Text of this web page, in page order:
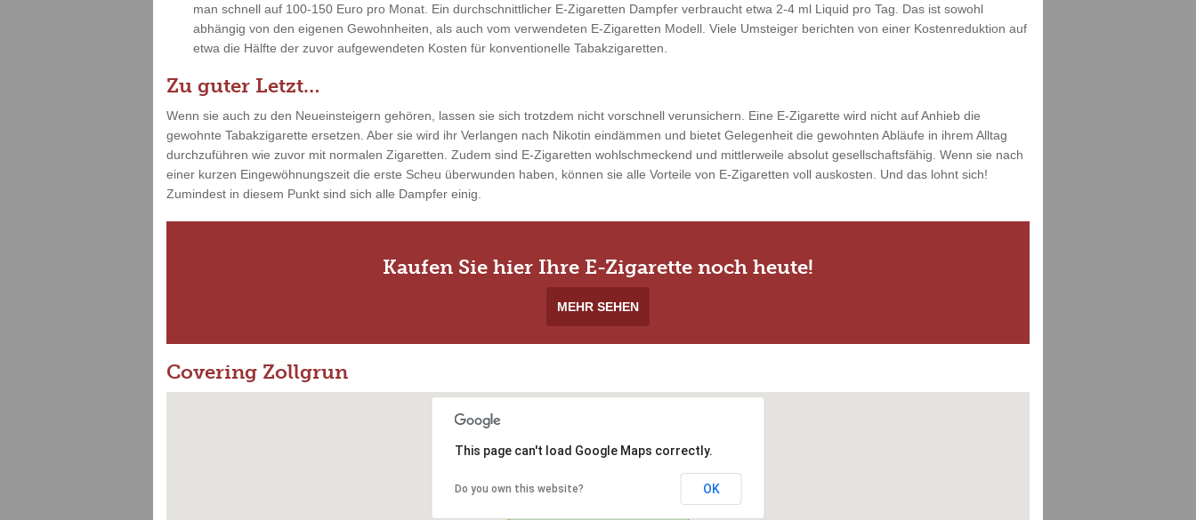
man schnell auf 100-150 Euro pro Monat. Ein durchschnittlicher E-Zigaretten Dampfer verbraucht etwa 2-4 ml Liquid pro Tag. Das ist sowohl
abhängig von den eigenen Gewohnheiten, als auch vom verwendeten E-Zigaretten Modell. Viele Umsteiger berichten von einer Kostenreduktion auf
etwa die Hälfte der zuvor aufgewendeten Kosten für konventionelle Tabakzigaretten.
Zu guter Letzt…
Wenn sie auch zu den Neueinsteigern gehören, lassen sie sich trotzdem nicht vorschnell verunsichern. Eine E-Zigarette wird nicht auf Anhieb die
gewohnte Tabakzigarette ersetzen. Aber sie wird ihr Verlangen nach Nikotin eindämmen und bietet Gelegenheit die gewohnten Abläufe in ihrem Alltag
durchzuführen wie zuvor mit normalen Zigaretten. Zudem sind E-Zigaretten wohlschmeckend und mittlerweile absolut gesellschaftsfähig. Wenn sie nach
einer kurzen Eingewöhnungszeit die erste Scheu überwunden haben, können sie alle Vorteile von E-Zigaretten voll auskosten. Und das lohnt sich!
Zumindest in diesem Punkt sind sich alle Dampfer einig.
Kaufen Sie hier Ihre E-Zigarette noch heute!
MEHR SEHEN
Covering Zollgrun
This page can't load Google Maps correctly.
Do you own this website? OK